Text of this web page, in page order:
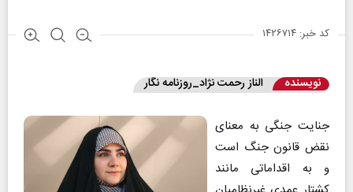
کد خبر: ۱۴۲۶۷۱۴
نویسنده الناز رحمت نژاد_روزنامه نگار
جنایت جنگی به معنای
نقض قانون جنگ است
و به اقداماتی مانند